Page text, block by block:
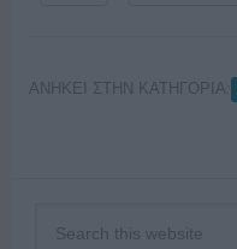
ΑΝΗΚΕΙ ΣΤΗΝ ΚΑΤΗΓΟΡΙΑ: